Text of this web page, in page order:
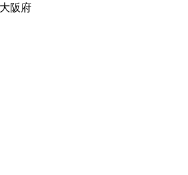
阪府